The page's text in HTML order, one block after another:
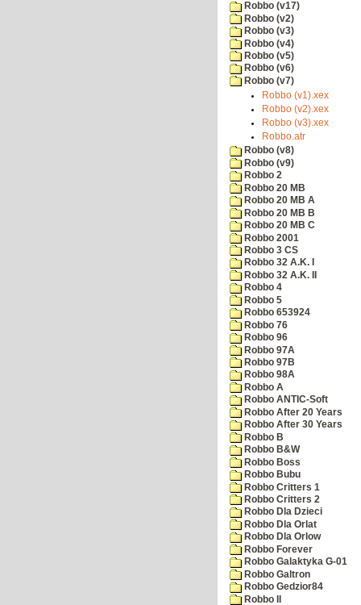
Robbo (v17)
Robbo (v2)
Robbo (v3)
Robbo (v4)
Robbo (v5)
Robbo (v6)
Robbo (v7)
Robbo (v1).xex
Robbo (v2).xex
Robbo (v3).xex
Robbo.atr
Robbo (v8)
Robbo (v9)
Robbo 2
Robbo 20 MB
Robbo 20 MB A
Robbo 20 MB B
Robbo 20 MB C
Robbo 2001
Robbo 3 CS
Robbo 32 A.K. I
Robbo 32 A.K. II
Robbo 4
Robbo 5
Robbo 653924
Robbo 76
Robbo 96
Robbo 97A
Robbo 97B
Robbo 98A
Robbo A
Robbo ANTIC-Soft
Robbo After 20 Years
Robbo After 30 Years
Robbo B
Robbo B&W
Robbo Boss
Robbo Bubu
Robbo Critters 1
Robbo Critters 2
Robbo Dla Dzieci
Robbo Dla Orlat
Robbo Dla Orlow
Robbo Forever
Robbo Galaktyka G-01
Robbo Galtron
Robbo Gedzior84
Robbo II